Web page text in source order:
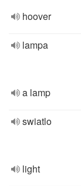
hoover
lampa
a lamp
swiatlo
light